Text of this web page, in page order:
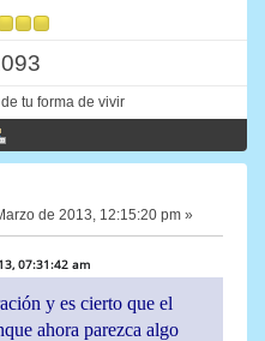
tu forma de vivir
de 2013, 12:15:20 pm »
07:31:42 am
y es cierto que el
ahora parezca algo